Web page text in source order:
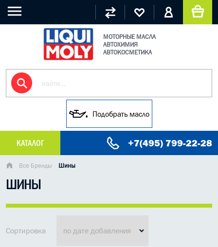
МОТОРНЫЕ МАСЛА
АВТОХИМИЯ
АВТОКОСМЕТИКА
Подобрать масло
КАТАЛОГ +7(495) 799-22-28
МАСЛО МОТОРНОЕ
ГРУЗОВЫЕ МАСЛА
ГИДРАВЛИЧЕСКИЕ МАСЛА
МАСЛО В КОРОБКУ
Все Бренды Шины
ШИНЫ
Сортировка